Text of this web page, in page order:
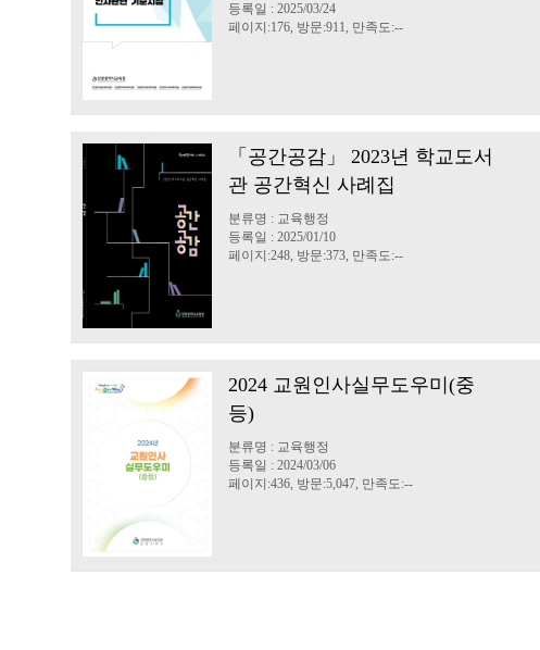
등록일 : 2025/03/24
페이지:176, 방문:911, 만족도:--
「공간공감」 2023년 학교도서
관 공간혁신 사례집
분류명 : 교육행정
등록일 : 2025/01/10
페이지:248, 방문:373, 만족도:--
2024 교원인사실무도우미(중
등)
분류명 : 교육행정
등록일 : 2024/03/06
페이지:436, 방문:5,047, 만족도:--